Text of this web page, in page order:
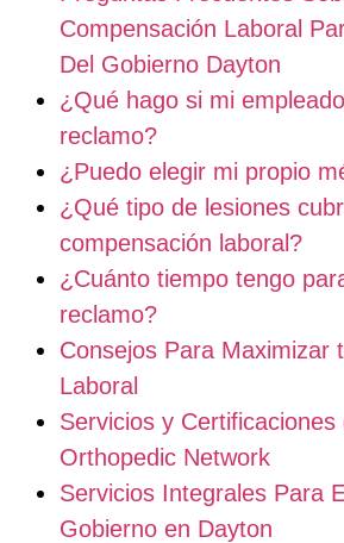
Compensación Laboral
Del Gobierno Dayton
¿Qué hago si mi
reclamo?
¿Puedo elegir mi propio
¿Qué tipo de lesiones
compensación laboral?
¿Cuánto tiempo tengo
reclamo?
Consejos Para Maximizar
Laboral
Servicios y Certificaciones
Orthopedic Network
Servicios Integrales Para
Gobierno en Dayton